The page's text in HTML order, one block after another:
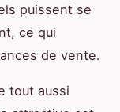
puissent se
ce qui
de vente.
tout aussi